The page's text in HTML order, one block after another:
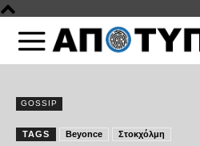
GOSSIP
TAGS Beyonce Στοκχόλμη